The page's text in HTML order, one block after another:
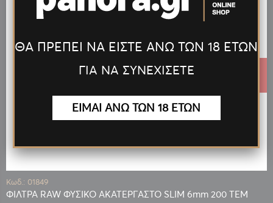
Κωδ.: 01849
ΦΙΛΤΡΑ RAW ΦΥΣΙΚΟ ΑΚΑΤΕΡΓΑΣΤΟ SLIM 6mm 200 ΤΕΜ
ΘΑ ΠΡΕΠΕΙ ΝΑ ΕΙΣΤΕ ΑΝΩ ΤΩΝ 18 ΕΤΩΝ
ΓΙΑ ΝΑ ΣΥΝΕΧΙΣΕΤΕ
ΕΙΜΑΙ ΑΝΩ ΤΩΝ 18 ΕΤΩΝ